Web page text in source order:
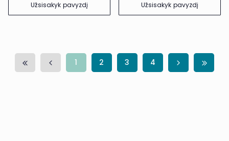
Užsisakyk pavyzdį Užsisakyk pavyzdį
1 2 3 4